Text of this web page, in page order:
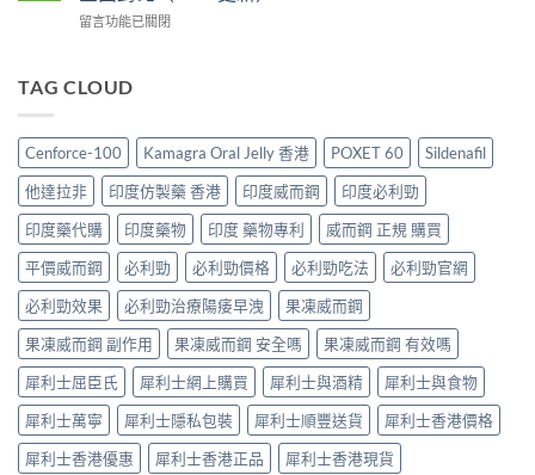
較、
辨
購
買
指
南〉
中
最
POXET-
原
廠
比
較
及
正
貨
分
辨
指
南〉
中
香
港
買
Super
Tadarise
雙
效
片
效
果
與
選
購
指
南〉
中
藥
2026：
士
必
睇
的
印
度
仿
製
藥
選
購
指
南〉
中
在
糖
馬
糖
邊
隻
好？
成
分、
效
果、
價
錢、
副
作
用
全
面
對
留言功能已關閉
TAG CLOUD
Cenforce-100 Kamagra Oral Jelly 香港 POXET 60
Sildenafil
他達拉非
印度仿製藥 香港 印度威而鋼
印度必利勁
印度藥代購
印度藥物 印度 藥物專利
威而鋼 正規 購買
平價威而鋼
必利勁 必利勁價格 必利勁吃法
必利勁官網
必利勁效果
必利勁治療陽痿早洩
果凍威而鋼
果凍威而鋼 副作用
果凍威而鋼 安全嗎
果凍威而鋼 有效嗎
犀利士屈臣氏
犀利士網上購買 犀利士與酒精
犀利士與食物
犀利士萬寧
犀利士隱私包裝 犀利士順豐送貨
犀利士香港價格
犀利士香港優惠
犀利士香港正品
犀利士香港現貨